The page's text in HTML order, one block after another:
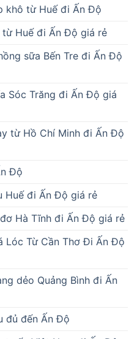
khô từ Huế đi Ấn Độ
từ Huế đi Ấn Độ giá rẻ
sữa Bến Tre đi Ấn Độ
Sóc Trăng đi Ấn Độ giá
từ Hồ Chí Minh đi Ấn Độ
Độ
Huế đi Ấn Độ giá rẻ
Hà Tĩnh đi Ấn Độ giá rẻ
Lóc Từ Cần Thơ Đi Ấn Độ
dẻo Quảng Bình đi Ấn
đủ đến Ấn Độ